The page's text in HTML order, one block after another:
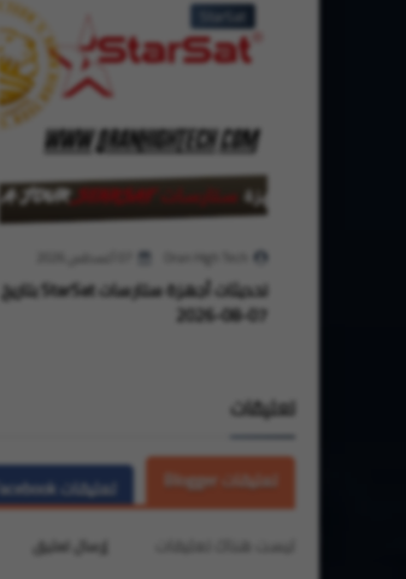
StarSat
Oran High Tech
تحديثات أجهزة ستارسات StarSat بتاريخ
07-08-2026
تعليقات
تعليقات Blogger
تعليقات Facebook
ليست هناك تعليقات
إرسال تعليق